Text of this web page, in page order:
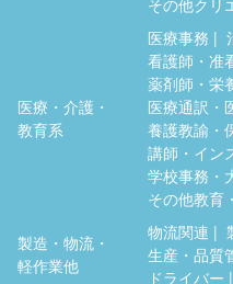
医療・介護・
教育系
医療事務
看護師・准
薬剤師・栄
医療通訳・
養護教諭・
講師・イン
学校事務・
その他教育
製造・物流・
軽作業他
物流関連
生産・品質
ドライバー